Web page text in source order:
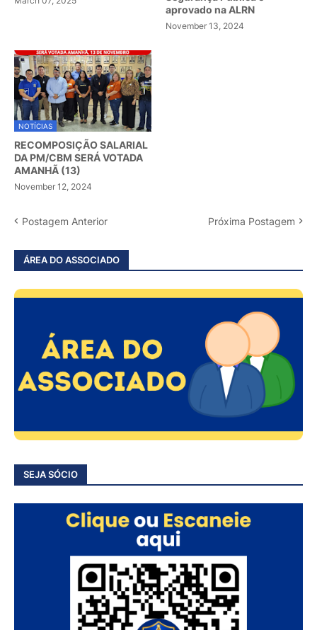
aprovado na ALRN
November 13, 2024
NOTÍCIAS
RECOMPOSIÇÃO SALARIAL
DA PM/CBM SERÁ VOTADA
AMANHÃ (13)
November 12, 2024
Postagem Anterior Próxima Postagem
ÁREA DO ASSOCIADO
SEJA SÓCIO